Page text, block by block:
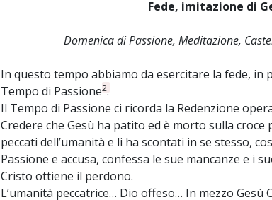
Fede, imitazione di
Domenica di Passione, Meditazione,
In questo tempo abbiamo da esercitare la fede, in
Tempo di Passione2.
Il Tempo di Passione ci ricorda la Redenzione
Credere che Gesù ha patito ed è morto sulla croce
peccati dell’umanità e li ha scontati in se stesso,
Passione e accusa, confessa le sue mancanze e i
Cristo ottiene il perdono.
L’umanità peccatrice… Dio offeso… In mezzo